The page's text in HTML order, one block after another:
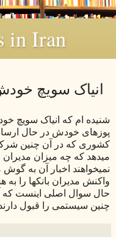
in Iran
انیاک سویچ
شنیده ام که انیاک سویچ
پوزهای خودش در حال
کشوری که در آن چنین
میدهد که چه میزان مدیران
نمیخواهند اخبار آن به
واکنش مدیران بانکها را
حال سوال اصلی اینست که
چنین سیستمی را قبول